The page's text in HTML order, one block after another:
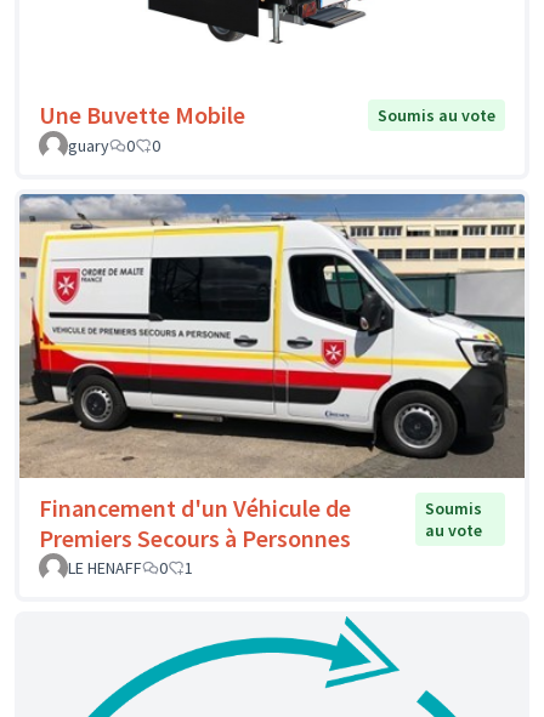
Une Buvette Mobile
Soumis au vote
guary
0 0
Financement d'un Véhicule de
Premiers Secours à Personnes
Soumis
au vote
LE HENAFF
0 1